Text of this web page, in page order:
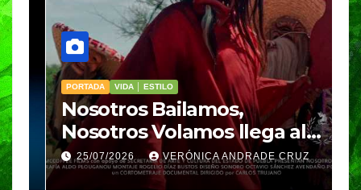
PORTADA VIDA │ ESTILO
Nosotros Bailamos,
Nosotros Volamos llega al
GIFF
25/07/2026 VERÓNICA ANDRADE CRUZ